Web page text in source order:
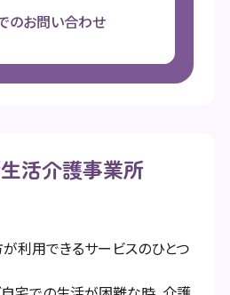
のお問い合わせ
活介護事業所
利用できるサービスのひとつ